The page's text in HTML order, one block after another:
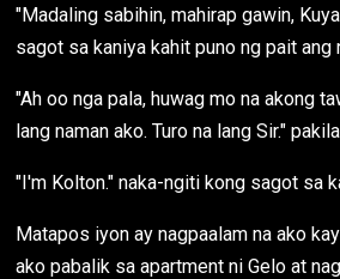
"Madaling sabihin, mahirap gawin,
sagot sa kaniya kahit puno ng pait ang
"Ah oo nga pala, huwag mo na akong
lang naman ako. Turo na lang Sir."
"I'm Kolton." naka-ngiti kong sagot sa
Matapos iyon ay nagpaalam na ako
ako pabalik sa apartment ni Gelo at